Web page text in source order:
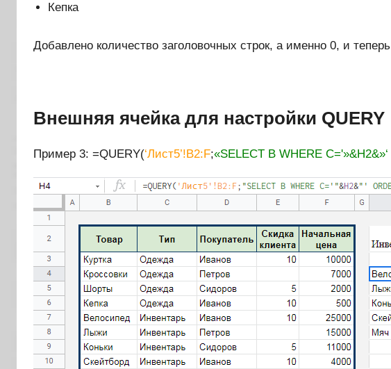
Кепка
Добавлено количество заголовочных строк, а именно 0, и
Внешняя ячейка для настройки QUERY
Пример 3: =QUERY(‘Лист5’!B2:F;«SELECT B WHERE